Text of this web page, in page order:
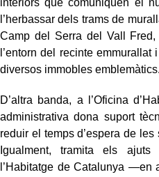
interiors que comuniquen el
l’herbassar dels trams de
Camp del Serra del Vall
l’entorn del recinte
diversos immobles emblemàtics.
D’altra banda, a l’Oficina
administrativa dona suport
reduir el temps d’espera de
Igualment, tramita els
l’Habitatge de Catalunya —en